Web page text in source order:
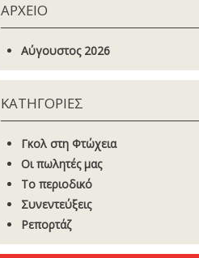
ΑΡΧΕΙΟ
Αύγουστος 2026
ΚΑΤΗΓΟΡΙΕΣ
Γκoλ στη Φτώχεια
Οι πωλητές μας
Το περιοδικό
Συνεντεύξεις
Ρεπορτάζ